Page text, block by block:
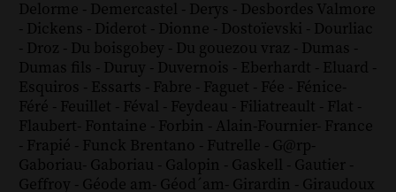
Delorme - Demercastel - Derys - Desbordes Valmore
- Dickens - Diderot - Dionne - Dostoïevski - Dourliac
- Droz - Du boisgobey - Du gouezou vraz - Dumas -
Dumas fils - Duruy - Duvernois - Eberhardt - Eluard -
Esquiros - Essarts - Fabre - Faguet - Fée - Fénice-
Féré - Feuillet - Féval - Feydeau - Filiatreault - Flat -
Flaubert- Fontaine - Forbin - Alain-Fournier- France
- Frapié - Funck Brentano - Futrelle - G@rp-
Gaboriau- Gaboriau - Galopin - Gaskell - Gautier -
Geffroy - Géode am- Géod´am- Girardin - Giraudoux